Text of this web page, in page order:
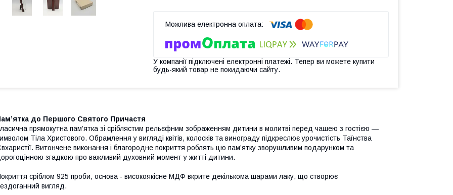
У компанії підключені електронні платежі. Тепер ви можете купити
будь-який товар не покидаючи сайту.
до Першого Святого Причастя
прямокутна пам’ятка зі сріблястим рельєфним зображенням дитини в молитві перед чашею з гостією —
Тіла Христового. Обрамлення у вигляді квітів, колосків та винограду підкреслює урочистість Таїнства
Витончене виконання і благородне покриття роблять цю пам’ятку зворушливим подарунком та
згадкою про важливий духовний момент у житті дитини.
сріблом 925 проби, основа - високоякісне МДФ вкрите декількома шарами лаку, що створює
вигляд.